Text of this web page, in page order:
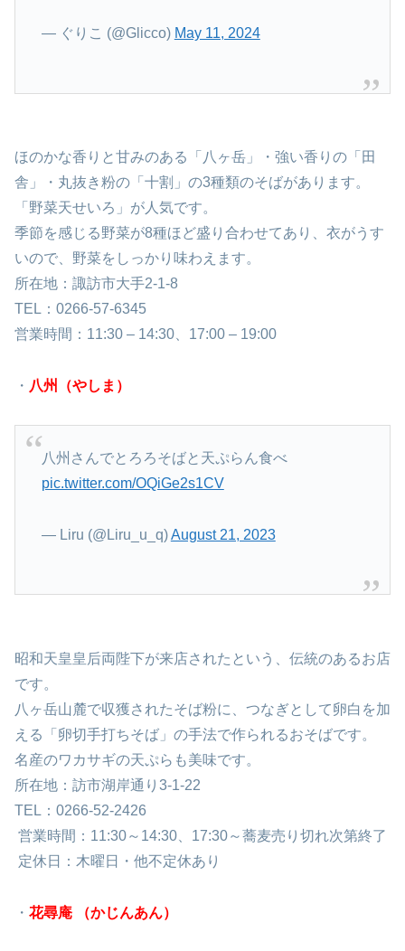
— ぐりこ (@Glicco) May 11, 2024
ほのかな香りと甘みのある「八ヶ岳」・強い香りの「田
舎」・丸抜き粉の「十割」の3種類のそばがあります。
「野菜天せいろ」が人気です。
季節を感じる野菜が8種ほど盛り合わせてあり、衣がうす
いので、野菜をしっかり味わえます。
所在地：諏訪市大手2-1-8
TEL：0266-57-6345
営業時間： 11:30 – 14:30 17:00 – 19:00
・ 八州（やしま）
八州さんでとろろそばと天ぷらん食べ
pic.twitter.com/OQiGe2s1CV
— Liru (@Liru_u_q)August 21, 2023
昭和天皇皇后両陛下が来店されたという、伝統のあるお店
です。
八ヶ岳山麓で収獲されたそば粉に、つなぎとして卵白を加
える「卵切手打ちそば」の手法で作られるおそばです。
名産のワカサギの天ぷらも美味です。
所在地：訪市湖岸通り3-1-22
TEL：0266-52-2426
営業時間： 11:30～14:30、 17:30～蕎麦売り切れ次第終了
定休日： 木曜日・他不定休あり
・ 花尋庵 （かじんあん）